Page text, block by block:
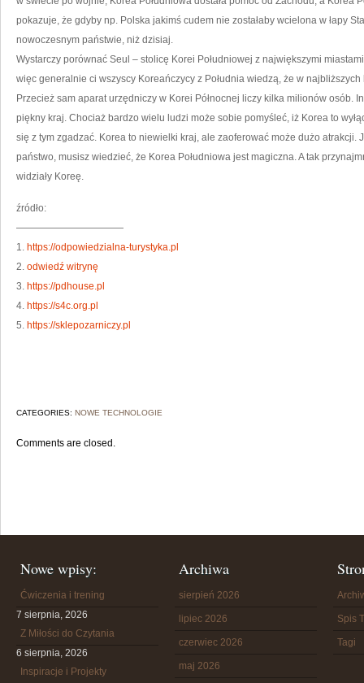
pokazuje, że gdyby np. Polska jakimś cudem nie zostałaby wcielona w łapy
nowoczesnym państwie, niż dzisiaj.
Wystarczy porównać Seul – stolicę Korei Południowej z największymi
więc generalnie ci wszyscy Koreańczycy z Południa wiedzą, że w
Przecież sam aparat urzędniczy w Korei Północnej liczy kilka milionów osób.
piękny kraj. Chociaż bardzo wielu ludzi może sobie pomyśleć, iż Korea to
się z tym zgadzać. Korea to niewielki kraj, ale zaoferować może dużo atrakcji.
państwo, musisz wiedzieć, że Korea Południowa jest magiczna. A tak
widziały Koreę.
źródło:
———————————
1. https://odpowiedzialna-turystyka.pl
2. odwiedź witrynę
3. https://pdhouse.pl
4. https://s4c.org.pl
5. https://sklepozarniczy.pl
CATEGORIES: NOWE TECHNOLOGIE
Comments are closed.
Nowe wpisy:
Ćwiczenia i trening
7 sierpnia, 2026
Z Miłości do Czytania
6 sierpnia, 2026
Inspiracje i Projekty
Archiwa
sierpień 2026
lipiec 2026
czerwiec 2026
maj 2026
Spis
Tagi